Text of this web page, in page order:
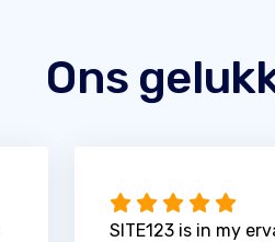
Ons
SITE123 is in my